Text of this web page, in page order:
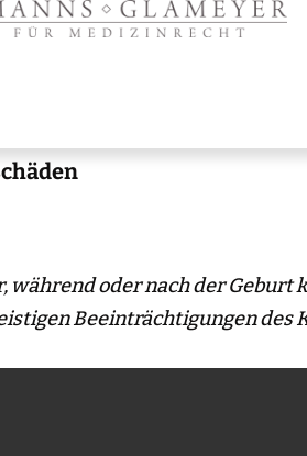
während oder nach der Geburt
Beeinträchtigungen des